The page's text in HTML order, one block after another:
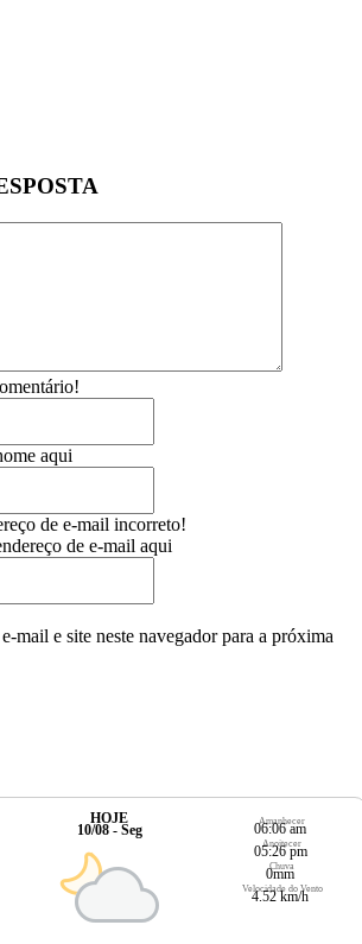
aqui
de e-mail incorreto!
de e-mail aqui
mail e site neste navegador para a próxima
HOJE
10/08 - Seg
Amanhecer
06:06 am
Anoitecer
05:26 pm
Chuva
0mm
Velocidade do Vento
4.52 km/h